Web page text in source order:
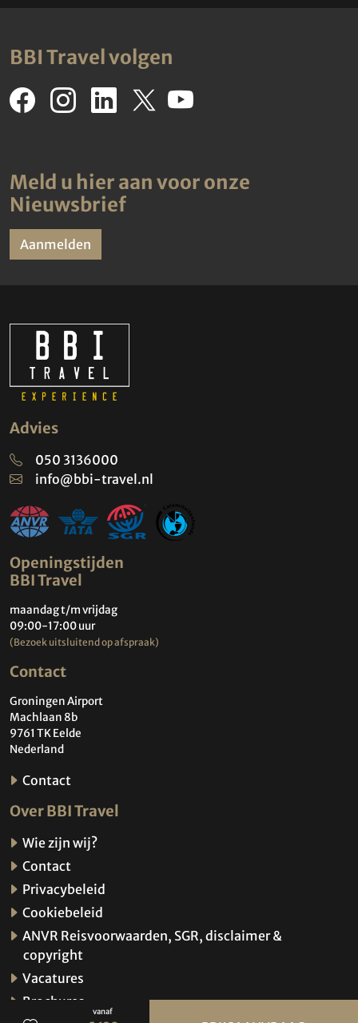
vanaf
BBI Travel volgen
Meld u hier aan voor onze
Nieuwsbrief
Aanmelden
Advies
050 3136000
info@bbi-travel.nl
Openingstijden
BBI Travel
maandag t/m vrijdag
09:00-17:00 uur
(Bezoek uitsluitend op afspraak)
Contact
Groningen Airport
Machlaan 8b
9761 TK Eelde
Nederland
Contact
Over BBI Travel
Wie zijn wij?
Contact
Privacybeleid
Cookiebeleid
ANVR Reisvoorwaarden, SGR, disclaimer &
copyright
Vacatures
Brochures